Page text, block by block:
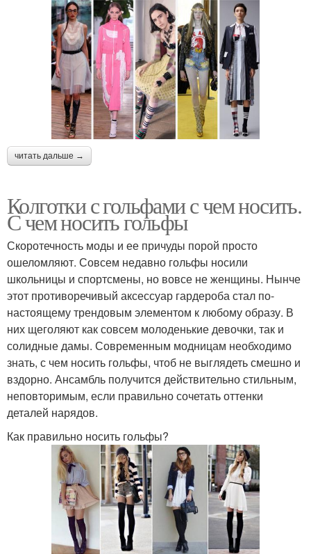
читать дальше →
Колготки с гольфами с чем носить.
С чем носить гольфы
Скоротечность моды и ее причуды порой просто
ошеломляют. Совсем недавно гольфы носили
школьницы и спортсмены, но вовсе не женщины. Нынче
этот противоречивый аксессуар гардероба стал по-
настоящему трендовым элементом к любому образу. В
них щеголяют как совсем молоденькие девочки, так и
солидные дамы. Современным модницам необходимо
знать, с чем носить гольфы, чтоб не выглядеть смешно и
вздорно. Ансамбль получится действительно стильным,
неповторимым, если правильно сочетать оттенки
деталей нарядов.
Как правильно носить гольфы?